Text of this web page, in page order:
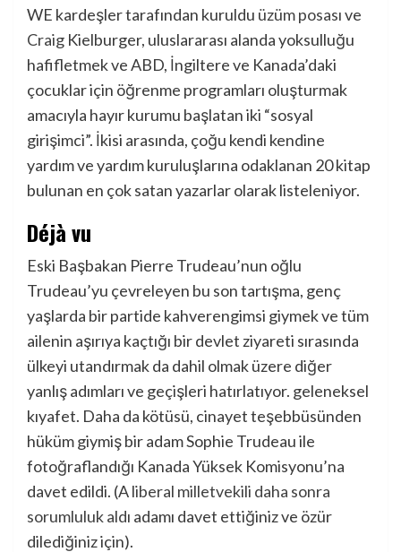
WE kardeşler tarafından kuruldu üzüm posasıve
Craig Kielburger, uluslararası alanda yoksulluğu
hafifletmek ve ABD, İngiltere ve Kanada’daki
çocuklar için öğrenme programları oluşturmak
amacıyla hayır kurumu başlatan iki “sosyal
girişimci”. İkisi arasında, çoğu kendi kendine
yardım ve yardım kuruluşlarına odaklanan 20 kitap
bulunan en çok satan yazarlar olarak listeleniyor.
Déjà vu
Eski Başbakan Pierre Trudeau’nun oğlu
Trudeau’yu çevreleyen bu son tartışma, genç
yaşlarda bir partide kahverengimsi giymek ve tüm
ailenin aşırıya kaçtığı bir devlet ziyareti sırasında
ülkeyi utandırmak da dahil olmak üzere diğer
yanlış adımları ve geçişleri hatırlatıyor. geleneksel
kıyafet. Daha da kötüsü, cinayet teşebbüsünden
hüküm giymiş bir adam Sophie Trudeau ile
fotoğraflandığı Kanada Yüksek Komisyonu’na
davet edildi. (Aliberal milletvekili daha sonra
sorumluluk aldı adamı davet ettiğiniz ve özür
dilediğiniz için).